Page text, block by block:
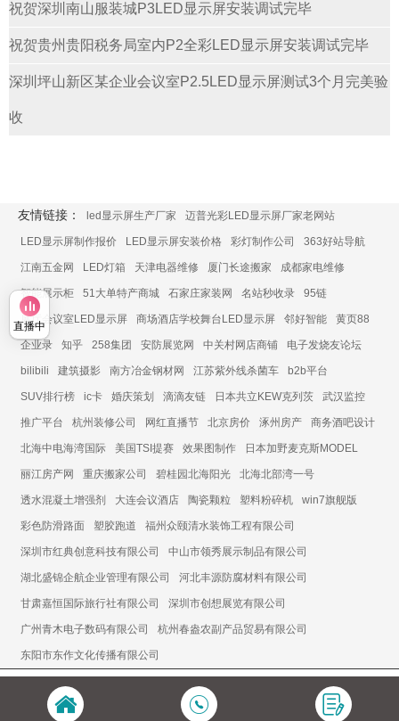
祝贺深圳南山服装城P3LED显示屏安装调试完毕
祝贺贵州贵阳税务局室内P2全彩LED显示屏安装调试完毕
深圳坪山新区某企业会议室P2.5LED显示屏测试3个月完美验
收
友情链接： led显示屏生产厂家 迈普光彩LED显示屏厂家老网站
LED显示屏制作报价 LED显示屏安装价格 彩灯制作公司 363好站导航
江南五金网 LED灯箱 天津电器维修 厦门长途搬家 成都家电维修
智能展示柜 51大单特产商城 石家庄家装网 名站秒收录 95链
展厅会议室LED显示屏 商场酒店学校舞台LED显示屏 邻好智能 黄页88
企业录 知乎 258集团 安防展览网 中关村网店商铺 电子发烧友论坛
bilibili 建筑摄影 南方冶金钢材网 江苏紫外线杀菌车 b2b平台
SUV排行榜 ic卡 婚庆策划 滴滴友链 日本共立KEW克列茨 武汉监控
推广平台 杭州装修公司 网红直播节 北京房价 涿州房产 商务酒吧设计
北海中电海湾国际 美国TSI提赛 效果图制作 日本加野麦克斯MODEL
丽江房产网 重庆搬家公司 碧桂园北海阳光 北海北部湾一号
透水混凝土增强剂 大连会议酒店 陶瓷颗粒 塑料粉碎机 win7旗舰版
彩色防滑路面 塑胶跑道 福州众颐清水装饰工程有限公司
深圳市红典创意科技有限公司 中山市领秀展示制品有限公司
湖北盛锦企航企业管理有限公司 河北丰源防腐材料有限公司
甘肃嘉恒国际旅行社有限公司 深圳市创想展览有限公司
广州青木电子数码有限公司 杭州春盎农副产品贸易有限公司
东阳市东作文化传播有限公司
直播中